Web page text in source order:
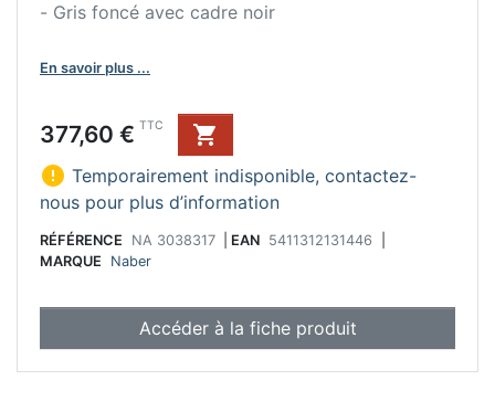
- Gris foncé avec cadre noir
En savoir plus ...
Prix
377,60 € TTC

 Temporairement indisponible, contactez-
nous pour plus d’information
RÉFÉRENCE NA 3038317 EAN 5411312131446
MARQUE
Naber
Accéder à la fiche produit